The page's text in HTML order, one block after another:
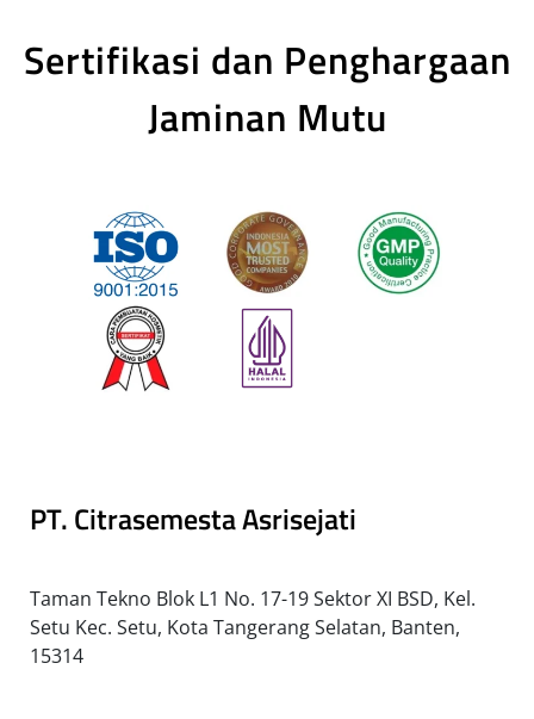
Sertifikasi dan Penghargaan
Jaminan Mutu
PT. Citrasemesta Asrisejati
Taman Tekno Blok L1 No. 17-19 Sektor XI BSD, Kel.
Setu Kec. Setu, Kota Tangerang Selatan, Banten,
15314